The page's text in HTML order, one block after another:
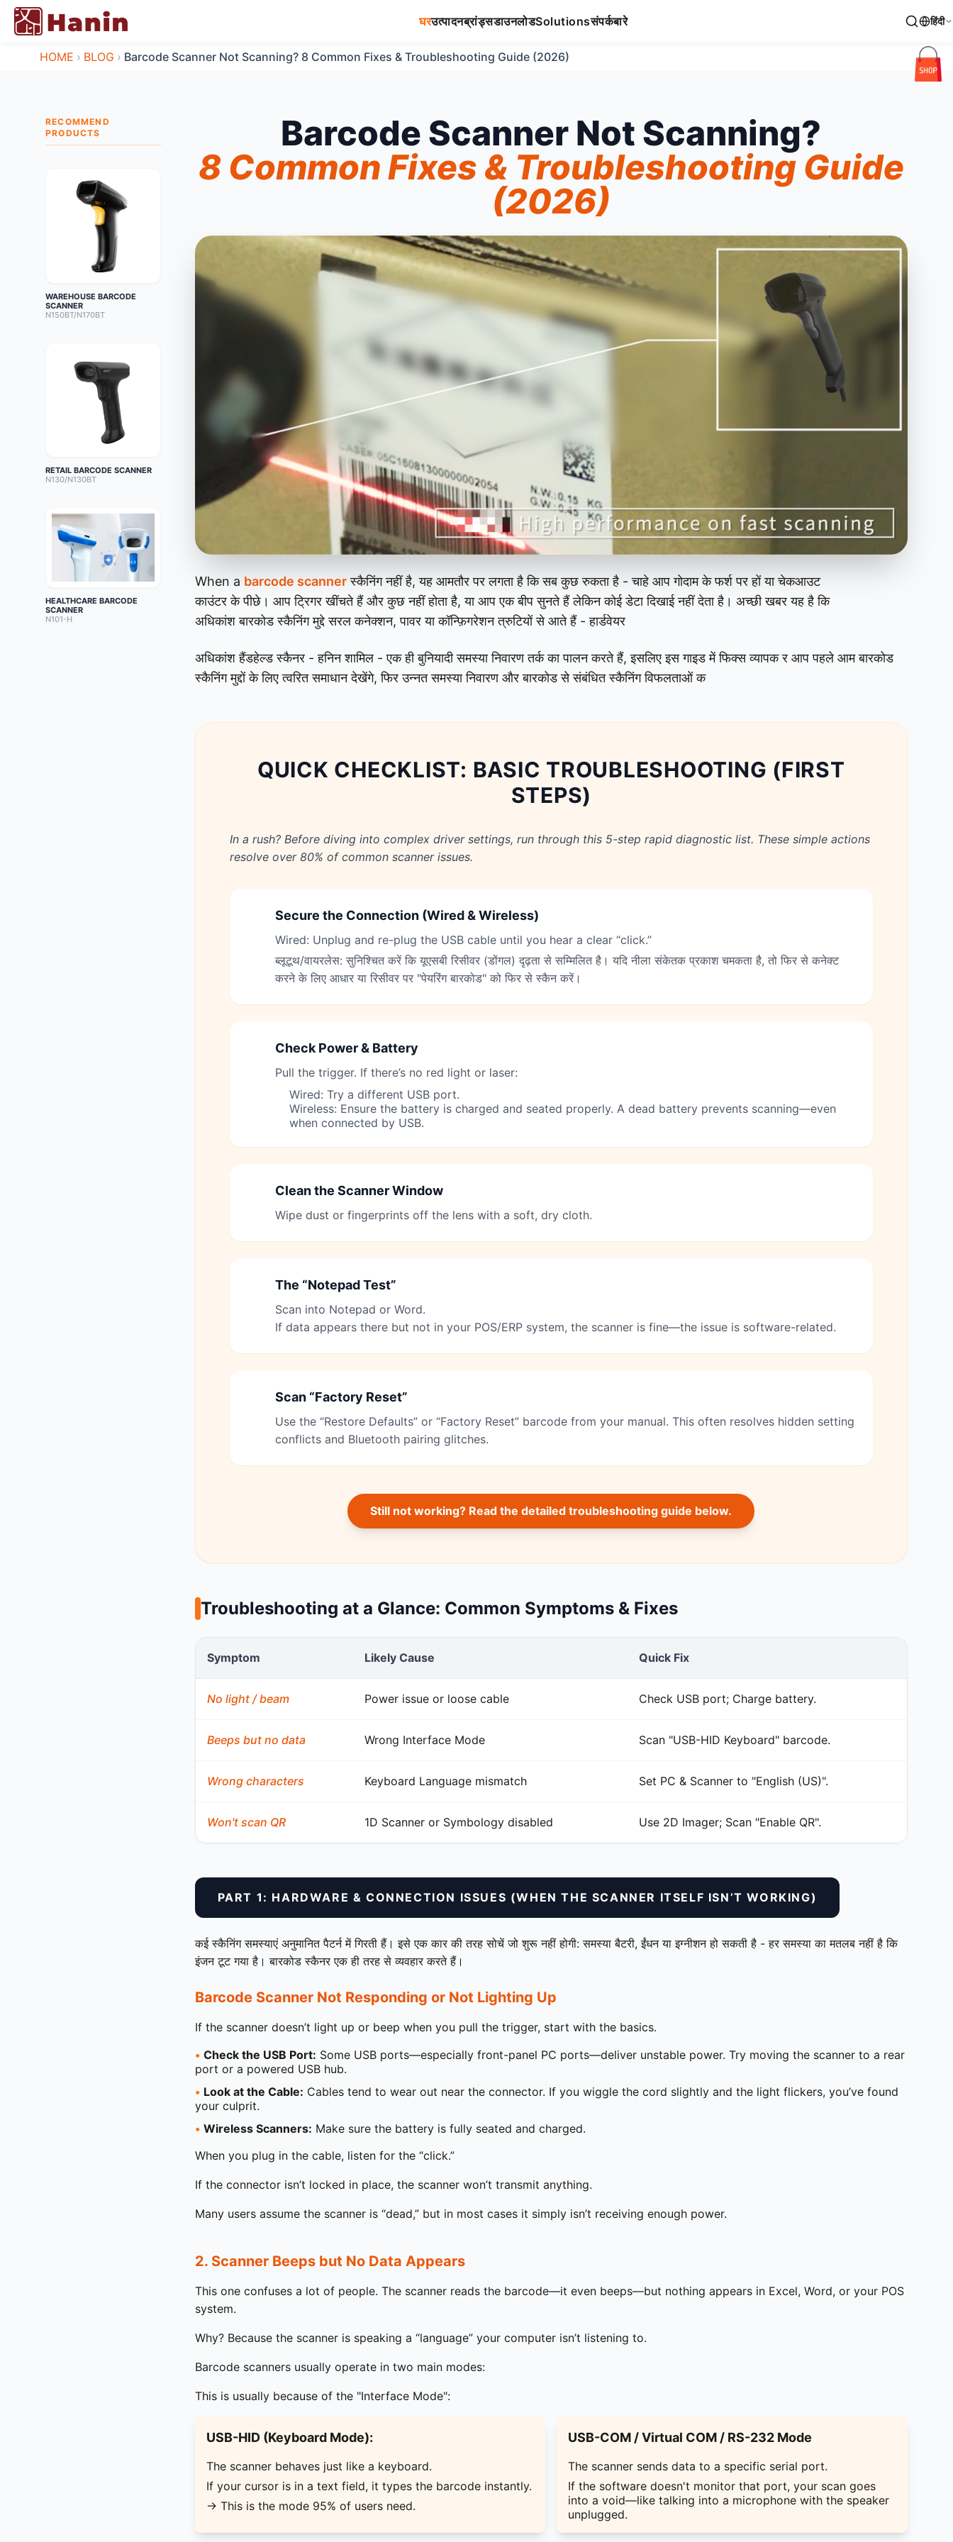
घरउत्पादनब्रांड्सडाउनलोडSolutionsसंपर्कबारे हिंदी
HOME › BLOG › Barcode Scanner Not Scanning? 8 Common Fixes & Troubleshooting Guide (2026)
RECOMMEND
PRODUCTS
WAREHOUSE BARCODE
SCANNER
N150BT/N170BT
RETAIL BARCODE SCANNER
N130/N130BT
HEALTHCARE BARCODE
SCANNER
N101-H
Barcode Scanner Not Scanning?
8 Common Fixes & Troubleshooting Guide
(2026)
When a barcode scannerस्कैनिंग नहीं है, यह आमतौर पर लगता है कि सब कुछ रुकता है - चाहे आप गोदाम के फर्श पर हों या चेकआउट
काउंटर के पीछे। आप ट्रिगर खींचते हैं और कुछ नहीं होता है, या आप एक बीप सुनते हैं लेकिन कोई डेटा दिखाई नहीं देता है। अच्छी खबर यह है कि
अधिकांश बारकोड स्कैनिंग मुद्दे सरल कनेक्शन, पावर या कॉन्फ़िगरेशन त्रुटियों से आते हैं - हार्डवेयर
अधिकांश हैंडहेल्ड स्कैनर - हनिन शामिल - एक ही बुनियादी समस्या निवारण तर्क का पालन करते हैं, इसलिए इस गाइड में फिक्स व्यापक र आप पहले आम बारकोड
स्कैनिंग मुद्दों के लिए त्वरित समाधान देखेंगे, फिर उन्नत समस्या निवारण और बारकोड से संबंधित स्कैनिंग विफलताओं क
QUICK CHECKLIST: BASIC TROUBLESHOOTING (FIRST
STEPS)
In a rush? Before diving into complex driver settings, run through this 5-step rapid diagnostic list. These simple actions
resolve over 80% of common scanner issues.
Secure the Connection (Wired & Wireless)
Wired: Unplug and re-plug the USB cable until you hear a clear “click.”
ब्लूटूथ/वायरलेस: सुनिश्चित करें कि यूएसबी रिसीवर (डोंगल) दृढ़ता से सम्मिलित है। यदि नीला संकेतक प्रकाश चमकता है, तो फिर से कनेक्ट
करने के लिए आधार या रिसीवर पर "पेयरिंग बारकोड" को फिर से स्कैन करें।
Check Power & Battery
Pull the trigger. If there’s no red light or laser:
Wired: Try a different USB port.
Wireless: Ensure the battery is charged and seated properly. A dead battery prevents scanning—even
when connected by USB.
Clean the Scanner Window
Wipe dust or fingerprints off the lens with a soft, dry cloth.
The “Notepad Test”
Scan into Notepad or Word.
If data appears there but not in your POS/ERP system, the scanner is fine—the issue is software-related.
Scan “Factory Reset”
Use the “Restore Defaults” or “Factory Reset” barcode from your manual. This often resolves hidden setting
conflicts and Bluetooth pairing glitches.
Still not working? Read the detailed troubleshooting guide below.
Troubleshooting at a Glance: Common Symptoms & Fixes
Symptom Likely Cause Quick Fix
No light / beam Power issue or loose cable Check USB port; Charge battery.
Beeps but no data Wrong Interface Mode Scan "USB-HID Keyboard" barcode.
Wrong characters Keyboard Language mismatch Set PC & Scanner to "English (US)".
Won't scan QR 1D Scanner or Symbology disabled Use 2D Imager; Scan "Enable QR".
PART 1: HARDWARE & CONNECTION ISSUES (WHEN THE SCANNER ITSELF ISN’T WORKING)
कई स्कैनिंग समस्याएं अनुमानित पैटर्न में गिरती हैं। इसे एक कार की तरह सोचें जो शुरू नहीं होगी: समस्या बैटरी, ईंधन या इग्नीशन हो सकती है - हर समस्या का मतलब नहीं है कि
इंजन टूट गया है। बारकोड स्कैनर एक ही तरह से व्यवहार करते हैं।
Barcode Scanner Not Responding or Not Lighting Up
If the scanner doesn’t light up or beep when you pull the trigger, start with the basics.
• Check the USB Port: Some USB ports—especially front-panel PC ports—deliver unstable power. Try moving the scanner to a rear
port or a powered USB hub.
• Look at the Cable: Cables tend to wear out near the connector. If you wiggle the cord slightly and the light flickers, you’ve found
your culprit.
• Wireless Scanners: Make sure the battery is fully seated and charged.
When you plug in the cable, listen for the “click.”
If the connector isn’t locked in place, the scanner won’t transmit anything.
Many users assume the scanner is “dead,” but in most cases it simply isn’t receiving enough power.
2. Scanner Beeps but No Data Appears
This one confuses a lot of people. The scanner reads the barcode—it even beeps—but nothing appears in Excel, Word, or your POS
system.
Why? Because the scanner is speaking a “language” your computer isn’t listening to.
Barcode scanners usually operate in two main modes:
This is usually because of the "Interface Mode":
USB-HID (Keyboard Mode):
The scanner behaves just like a keyboard.
If your cursor is in a text field, it types the barcode instantly.
→ This is the mode 95% of users need.
USB-COM / Virtual COM / RS-232 Mode
The scanner sends data to a specific serial port.
If the software doesn't monitor that port, your scan goes
into a void—like talking into a microphone with the speaker
unplugged.